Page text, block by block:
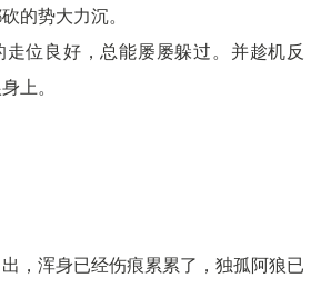
的势大力沉。
位良好，总能屡屡躲过。并趁机反
上。
，浑身已经伤痕累累了，独孤阿狼已